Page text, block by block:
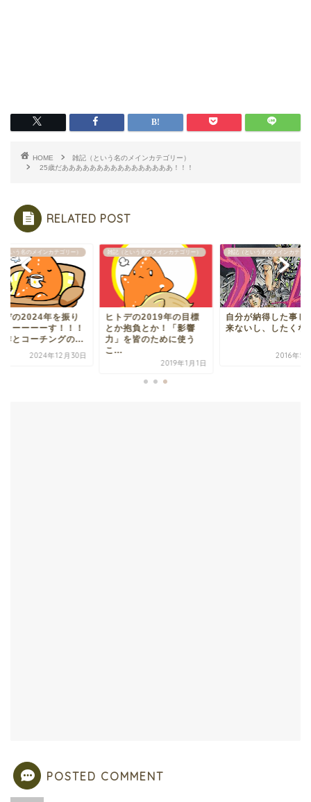
HOME
雑記（という名のメインカテゴリー）
25歳だああああああああああああああああ！！！
RELATED POST
という名のメインカテゴリー）
デの2024年を振り
まーーーーす！！！
作とコーチングの...
2024年12月30日
雑記（という名のメインカテゴリー）
ヒトデの2019年の目標
とか抱負とか！「影響
力」を皆のために使う
こ...
2019年1月1日
雑記（という名のメインカテゴ
自分が納得した事し
来ないし、したくな
2016年5
POSTED COMMENT